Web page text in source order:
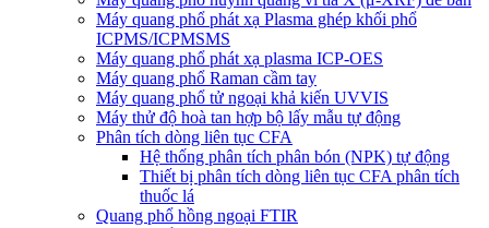
Máy quang phổ phát xạ Plasma ghép khối phổ
ICPMS/ICPMSMS
Máy quang phổ phát xạ plasma ICP-OES
Máy quang phổ Raman cầm tay
Máy quang phổ tử ngoại khả kiến UVVIS
Máy thử độ hoà tan hợp bộ lấy mẫu tự động
Phân tích dòng liên tục CFA
Hệ thống phân tích phân bón (NPK) tự động
Thiết bị phân tích dòng liên tục CFA phân tích
thuốc lá
Quang phổ hồng ngoại FTIR